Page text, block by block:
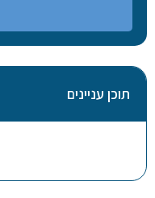
תוכן עניינים